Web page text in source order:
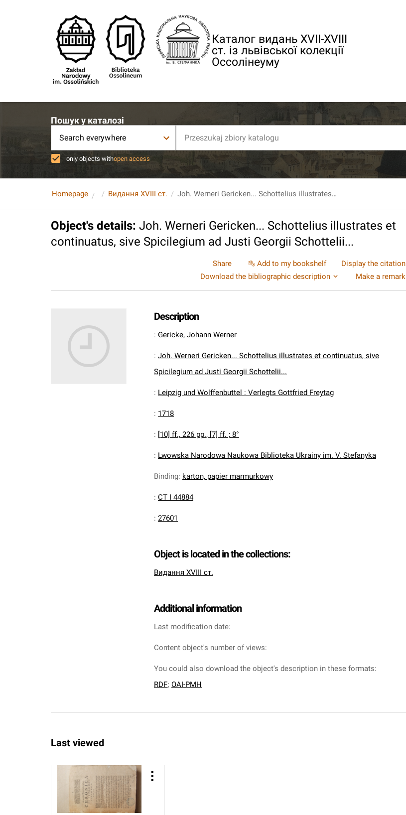
Каталог видань XVII-XVIII
ст. із львівської колекції
Оссолінеуму
Пошук у каталозі
Search everywhere
only objects withopen access
Homepage Видання XVIII ст. Joh. Werneri Gericken... Schottelius illustrates et continuatus, sive Spicilegium ad Justi Georgii Schottelii...
Object's details: Joh. Werneri Gericken... Schottelius illustrates et
continuatus, sive Spicilegium ad Justi Georgii Schottelii...
Share Add to my bookshelf
Display the citation
Download the bibliographic description
Make a remark
Description
: Gericke, Johann Werner
: Joh. Werneri Gericken... Schottelius illustrates et continuatus, sive
Spicilegium ad Justi Georgii Schottelii...
: Leipzig und Wolffenbuttel : Verlegts Gottfried Freytag
: 1718
: [10] ff., 226 pp., [7] ff. ; 8°
: Lwowska Narodowa Naukowa Biblioteka Ukrainy im. V. Stefanyka
Binding: karton, papier marmurkowy
: CT I 44884
: 27601
Object is located in the collections:
Видання XVIII ст.
Additional information
Last modification date:
Content object's number of views:
You could also download the object's description in these formats:
RDF; OAI-PMH
Last viewed